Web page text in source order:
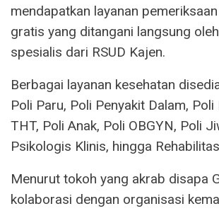
mendapatkan layanan
gratis yang ditangani langsung
spesialis dari RSUD Kajen.
Berbagai layanan kesehatan
Poli Paru, Poli Penyakit Dalam, Poli
THT, Poli Anak, Poli OBGYN, Poli
Psikologis Klinis, hingga
Menurut tokoh yang akrab disapa
kolaborasi dengan organisasi